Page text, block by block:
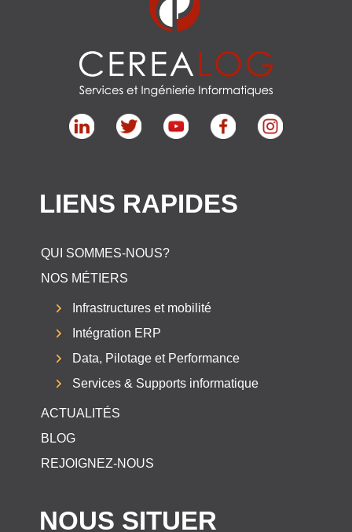
LIENS RAPIDES
QUI SOMMES-NOUS?
NOS MÉTIERS
Infrastructures et mobilité
Intégration ERP
Data, Pilotage et Performance
Services & Supports informatique
ACTUALITÉS
BLOG
REJOIGNEZ-NOUS
NOUS SITUER